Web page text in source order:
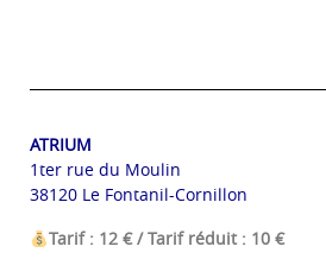
ATRIUM
1ter rue du Moulin
38120 Le Fontanil-Cornillon
Tarif : 12 € / Tarif réduit : 10 €